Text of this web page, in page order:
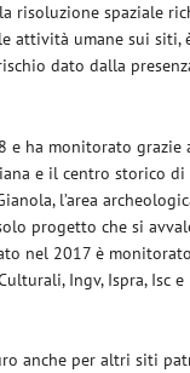
risoluzione spaziale
umane sui siti,
dato dalla
e ha monitorato
e il centro storico di
l’area
progetto che si
nel 2017 è
Ingv, Ispra, Isc e
anche per altri siti